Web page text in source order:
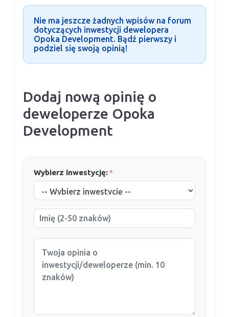
Nie ma jeszcze żadnych wpisów na forum
dotyczących inwestycji dewelopera
Opoka Development. Bądź pierwszy i
podziel się swoją opinią!
Dodaj nową opinię o
deweloperze Opoka
Development
Wybierz inwestycję:*